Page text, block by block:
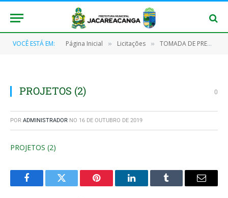
VOCÊ ESTÁ EM: Página Inicial » Licitações » TOMADA DE PREÇOS Nº 007/2017
PROJETOS (2) 0
POR ADMINISTRADOR NO 16 DE OUTUBRO DE 2019
PROJETOS (2)
FacebookTwitter Pinterest O
Tumblr
E-